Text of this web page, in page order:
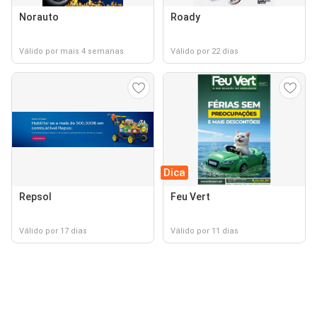
Norauto
Válido por mais 4 semanas
Roady
Válido por 22 dias
Repsol
Válido por 17 dias
Dica
Feu Vert
Válido por 11 dias